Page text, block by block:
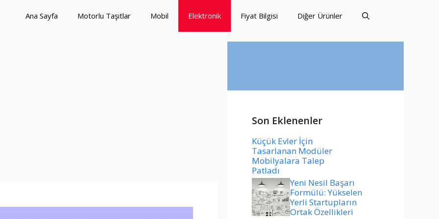
Ana Sayfa Motorlu Taşıtlar Mobil Elektronik Fiyat Bilgisi Diğer Ürünler
Son Eklenenler
Küçük Evler İçin
Tasarlanan Modüler
Mobilyalara Talep
Patladı
Yeni Nesil Başarı
Formülü: Yükselen
Yerli Startupların
Ortak Özellikleri